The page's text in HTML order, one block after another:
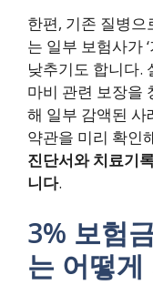
한편, 기존 질병
는 일부 보험사가
낮추기도 합니다.
마비 관련 보장을
해 일부 감액된 사
약관을 미리 확인
진단서와 치료기
니다.
3% 보험
는 어떻게